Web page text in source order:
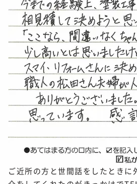
ご近所の方と世間話をしたとき